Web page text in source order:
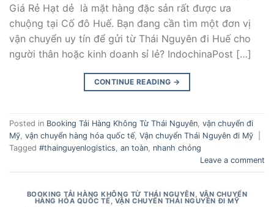
Giá Rẻ Hạt dẻ là mặt hàng đặc sản rất được ưa
chuộng tại Cố đô Huế. Bạn đang cần tìm một đơn vị
vận chuyển uy tín để gửi từ Thái Nguyên đi Huế cho
người thân hoặc kinh doanh sỉ lẻ? IndochinaPost […]
CONTINUE READING →
Posted in Booking Tải Hàng Không Từ Thái Nguyên, vận chuyển đi
Mỹ, vận chuyển hàng hóa quốc tế, Vận chuyển Thái Nguyên đi Mỹ
Tagged #thainguyenlogistics, an toàn, nhanh chóng
Leave a comment
BOOKING TẢI HÀNG KHÔNG TỪ THÁI NGUYÊN VẬN CHUYỂN
HÀNG HÓA QUỐC TẾ VẬN CHUYỂN THÁI NGUYÊN ĐI MỸ